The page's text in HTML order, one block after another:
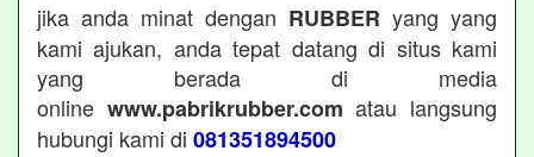
jika anda minat dengan RUBBER yang yang
kami ajukan, anda tepat datang di situs kami
yang berada di media
online www.pabrikrubber.com atau langsung
hubungi kami di 081351894500